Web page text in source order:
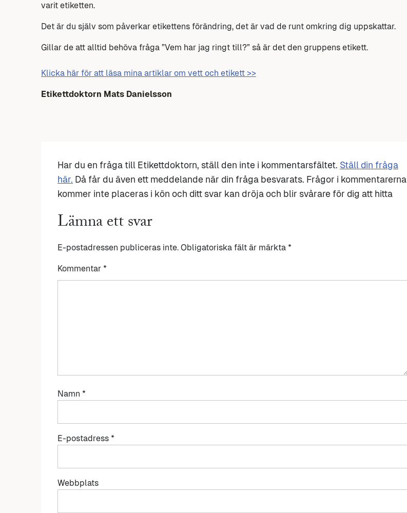
varit etiketten.
Det är du själv som påverkar etikettens förändring, det är vad de runt omkring dig uppskattar.
Gillar de att alltid behöva fråga ”Vem har jag ringt till?” så är det den gruppens etikett.
Klicka här för att läsa mina artiklar om vett och etikett >>
Etikettdoktorn Mats Danielsson
Har du en fråga till Etikettdoktorn, ställ den inte i kommentarsfältet. Ställ din fråga
här. Då får du även ett meddelande när din fråga besvarats. Frågor i kommentarerna
kommer inte placeras i kön och ditt svar kan dröja och blir svårare för dig att hitta
Lämna ett svar
E-postadressen publiceras inte. Obligatoriska fält är märkta *
Kommentar *
Namn *
E-postadress *
Webbplats